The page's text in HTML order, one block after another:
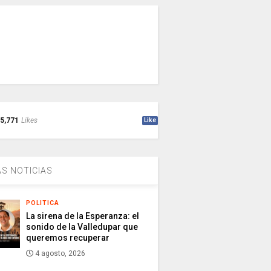
5,771 Likes Like
NOTICIAS
POLITICA
La sirena de la Esperanza: el
sonido de la Valledupar que
queremos recuperar
4 agosto, 2026